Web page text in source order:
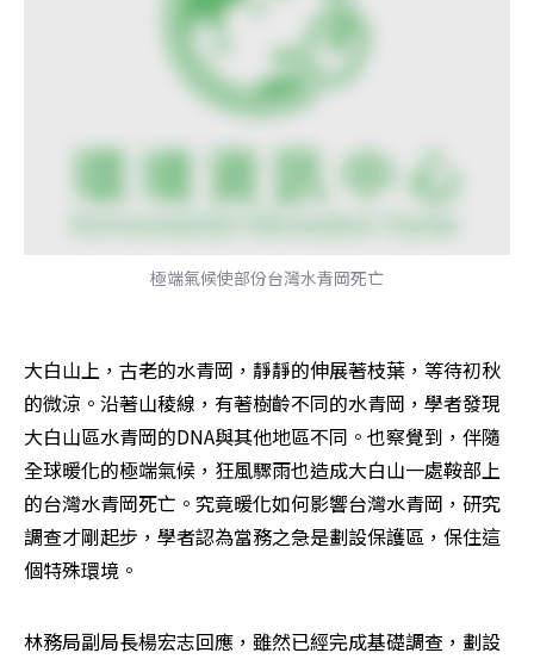
極端氣候使部份台灣水青岡死亡
大白山上，古老的水青岡，靜靜的伸展著枝葉，等待初秋
的微涼。沿著山稜線，有著樹齡不同的水青岡，學者發現
大白山區水青岡的DNA與其他地區不同。也察覺到，伴隨
全球暖化的極端氣候，狂風驟雨也造成大白山一處鞍部上
的台灣水青岡死亡。究竟暖化如何影響台灣水青岡，研究
調查才剛起步，學者認為當務之急是劃設保護區，保住這
個特殊環境。
林務局副局長楊宏志回應，雖然已經完成基礎調查，劃設